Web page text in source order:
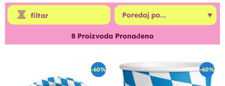
filtar
8 Proizvoda Pronađeno
-60% -60%